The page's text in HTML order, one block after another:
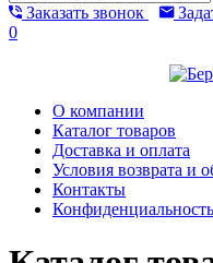
Заказать звонок
0
О компании
Каталог товаров
Доставка и оплата
Условия возврата и
Контакты
Конфиденциальность